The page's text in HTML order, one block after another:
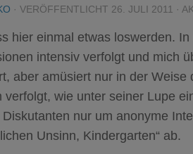
· VERÖFFENTLICHT 26. JULI 2011 ·
hier einmal etwas loswerden.
intensiv verfolgt und mich
aber amüsiert nur in der
verfolgt, wie unter seiner Lupe
Diskutanten nur um anonyme
Unsinn, Kindergarten“ ab.